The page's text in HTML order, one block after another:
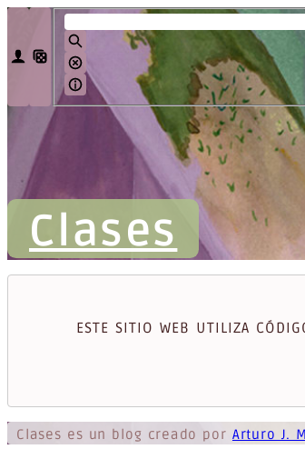
Clases
ESTE SITIO WEB UTILIZA
Clases es un blog creado por Arturo J.